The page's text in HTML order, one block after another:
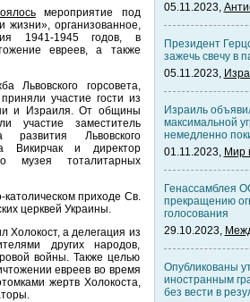
мероприятие под
организованное,
1941-1945 годов, в
евреев, а также
Львовского горсовета,
участие гости из
и Израиля. От общины
участие заместитель
развития Львовского
Викирчак и директор
музея тоталитарных
приходе Св.
церквей Украины.
Холокост, а делегация из
других народов,
войны. Также целью
евреев во время
жертв Холокоста,
05.11.2023,
Президент
зажечь свечу в
05.11.2023,
Израиль
максимальной
немедленно
01.11.2023, Мир
Генассамблея
прекращению
голосования
29.10.2023,
Опубликованы
иностранным
без вести в